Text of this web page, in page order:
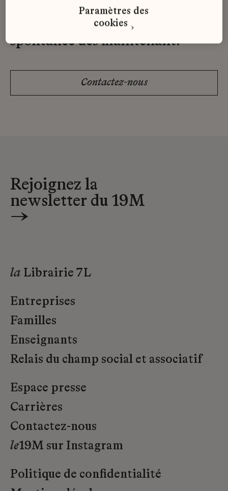
qui correspond à votre profil ?
Envoyez-nous votre candidature
spontanée dès maintenant.
Contactez-nous
Rejoignez la
newsletter du 19M
→
la Librairie 7L
Entreprises
Familles
Enseignants
Relais du champ social et associatif
Espace presse
Carrières
Contactez-nous
le19M sur Instagram
Politique de confidentialité
Paramètres des
cookies